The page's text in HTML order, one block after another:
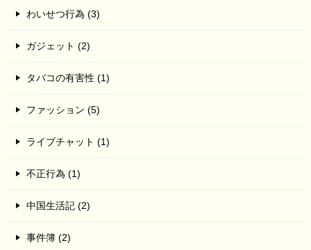
わいせつ行為 (3)
ガジェット (2)
タバコの有害性 (1)
ファッション (5)
ライブチャット (1)
不正行為 (1)
中国生活記 (2)
事件簿 (2)